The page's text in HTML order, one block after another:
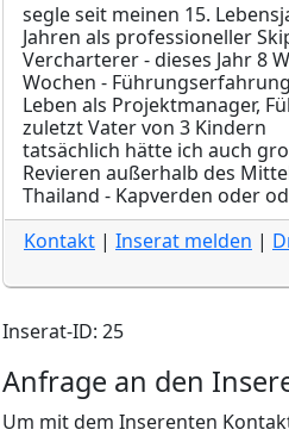
segle seit meinen 15.
Jahren als professioneller
Vercharterer - dieses Jahr 8
Wochen -
Leben als Projektmanager,
zuletzt Vater von 3 Kindern
tatsächlich hätte ich auch
Revieren außerhalb des
Thailand - Kapverden oder
Kontakt | Inserat melden |
Inserat-ID: 25
Anfrage an den
Um mit dem Inserenten